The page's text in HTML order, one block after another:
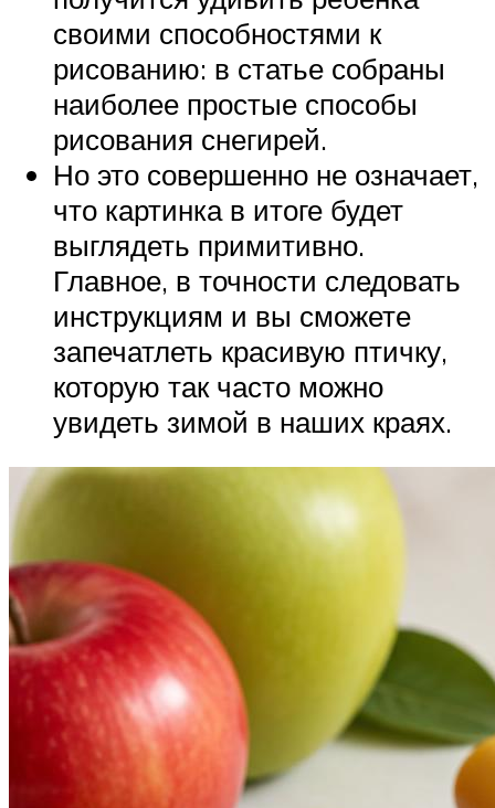
своими способностями к
рисованию: в статье собраны
наиболее простые способы
рисования снегирей.
Но это совершенно не означает,
что картинка в итоге будет
выглядеть примитивно.
Главное, в точности следовать
инструкциям и вы сможете
запечатлеть красивую птичку,
которую так часто можно
увидеть зимой в наших краях.